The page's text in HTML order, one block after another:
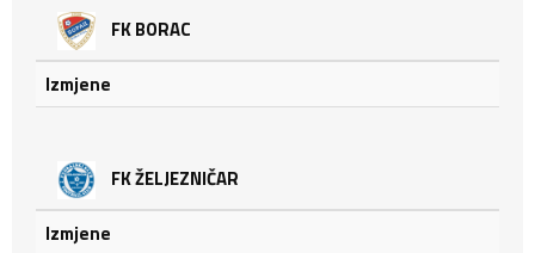
FK BORAC
Izmjene
FK ŽELJEZNIČAR
Izmjene